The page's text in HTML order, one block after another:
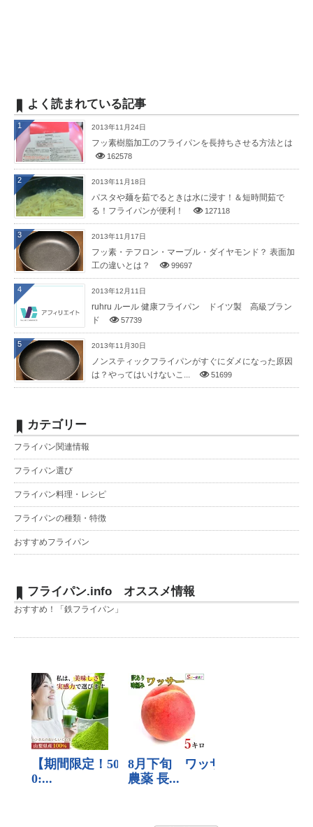
よく読まれている記事
2013年11月24日
フッ素樹脂加工のフライパンを長持ちさせる方法とは
162578
1
2013年11月18日
パスタや麺を茹でるときは水に浸す！＆短時間茹で
る！フライパンが便利！
127118
2
2013年11月17日
フッ素・テフロン・マーブル・ダイヤモンド？ 表面加
工の違いとは？
99697
3
2013年12月11日
ruhru ルール 健康フライパン ドイツ製 高級ブラン
ド
57739
4
2013年11月30日
ノンスティックフライパンがすぐにダメになった原因
は？やってはいけないこ...
51699
5
カテゴリー
フライパン関連情報
フライパン選び
フライパン料理・レシピ
フライパンの種類・特徴
おすすめフライパン
フライパン.info オススメ情報
おすすめ！「鉄フライパン」